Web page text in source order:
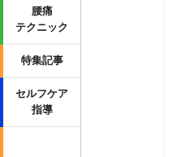
腰痛
テクニック
特集記事
セルフケア
指導